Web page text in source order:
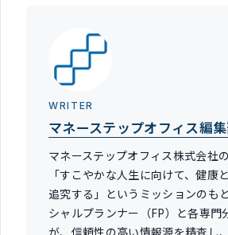
WRITER
マネーステップオフィス編
マネーステップオフィス株式会社
「すこやかな人生に向けて、健康
追究する」というミッションのも
シャルプランナー（FP）と各専門
が、信頼性の高い情報源を精査し